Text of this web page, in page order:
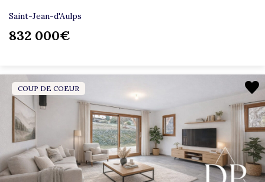
Saint-Jean-d'Aulps
832 000€
COUP DE COEUR